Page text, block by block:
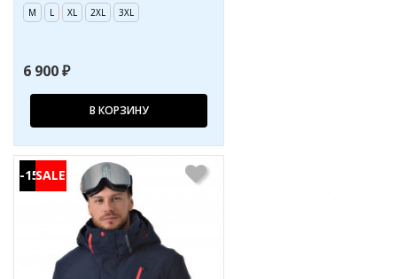
M L XL 2XL 3XL
6 900 ₽
В КОРЗИНУ
-15%